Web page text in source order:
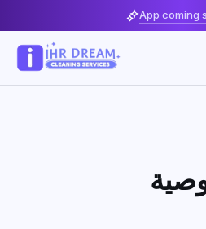
App coming
Home & Apartment Cleaning